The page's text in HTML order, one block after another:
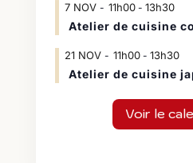
7 NOV 11h00- 13h30
Atelier de cuisine
21 NOV 11h00- 13h30
Atelier de cuisine
Voir le